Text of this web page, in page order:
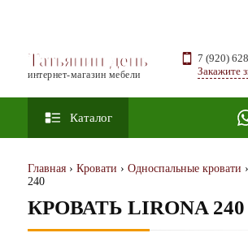
Татьянин день
интернет-магазин мебели
7 (920)
Закажите
Каталог
Главная › Кровати › Односпальные кровати
240
КРОВАТЬ LIRONA 240